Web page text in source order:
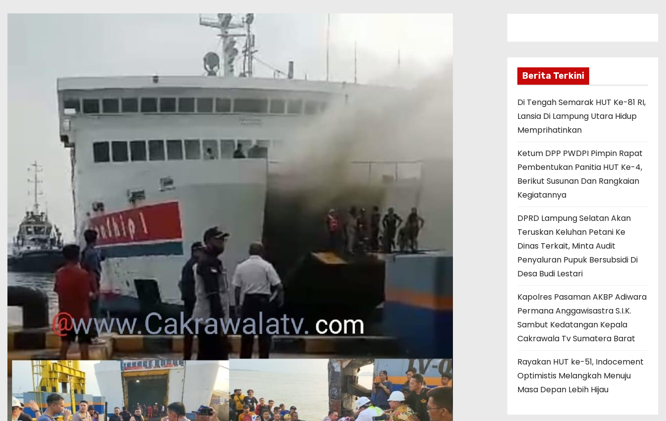
Berita Terkini
Di Tengah Semarak HUT Ke-81 RI,
Lansia Di Lampung Utara Hidup
Memprihatinkan
Ketum DPP PWDPI Pimpin Rapat
Pembentukan Panitia HUT Ke-4,
Berikut Susunan Dan Rangkaian
Kegiatannya
DPRD Lampung Selatan Akan
Teruskan Keluhan Petani Ke
Dinas Terkait, Minta Audit
Penyaluran Pupuk Bersubsidi Di
Desa Budi Lestari
Kapolres Pasaman AKBP Adiwara
Permana Anggawisastra S.I.K.
Sambut Kedatangan Kepala
Cakrawala Tv Sumatera Barat
Rayakan HUT ke-51, Indocement
Optimistis Melangkah Menuju
Masa Depan Lebih Hijau